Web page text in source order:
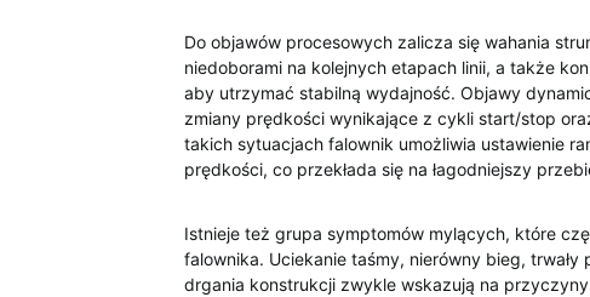
Do objawów procesowych zalicza się wahania
niedoborami na kolejnych etapach linii, a także
aby utrzymać stabilną wydajność. Objawy
zmiany prędkości wynikające z cykli start/stop
takich sytuacjach falownik umożliwia ustawienie
prędkości, co przekłada się na łagodniejszy
Istnieje też grupa symptomów mylących, które
falownika. Uciekanie taśmy, nierówny bieg,
drgania konstrukcji zwykle wskazują na